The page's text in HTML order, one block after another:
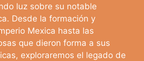
luz sobre su notable
Desde la formación y
Mexica hasta las
que dieron forma a sus
exploraremos el legado de